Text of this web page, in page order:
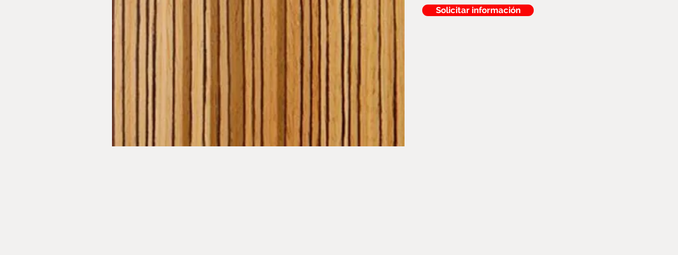
Solicitar información